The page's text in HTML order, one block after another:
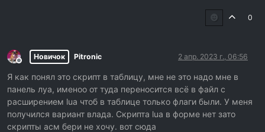
'>There was an error disabling the auto
0
Не в сети
Новичок Pitronic 2 апр. 2023 г., 06:56
Я как понял это скрипт в таблицу, мне не это надо мне в
панель луа, именоо от туда переносится всё в файл с
расширением lua чтоб в таблице только флаги были. У меня
получился вариант влада. Скрипта lua в форме нет зато
скрипты асм бери не хочу. вот сюда